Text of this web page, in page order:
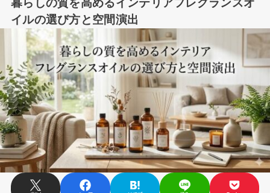
暮らしの質を高めるインテリアフレグランスオ
イルの選び方と空間演出